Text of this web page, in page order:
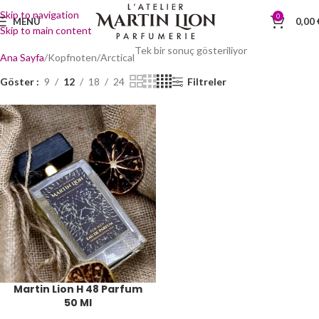
Skip to navigation
Skip to main content
MENÜ 0 0,00
Ana Sayfa Kopfnoten Arctical
Tek bir sonuç gösteriliyor
Göster 9 12 18 24 Filtreler
Martin Lion H 48 Parfum
50 Ml